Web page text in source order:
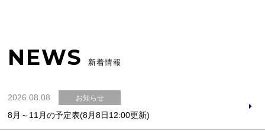
NEWS 新着情報
2026.08.08 お知らせ
8月～11月の予定表(8月8日12:00更新)